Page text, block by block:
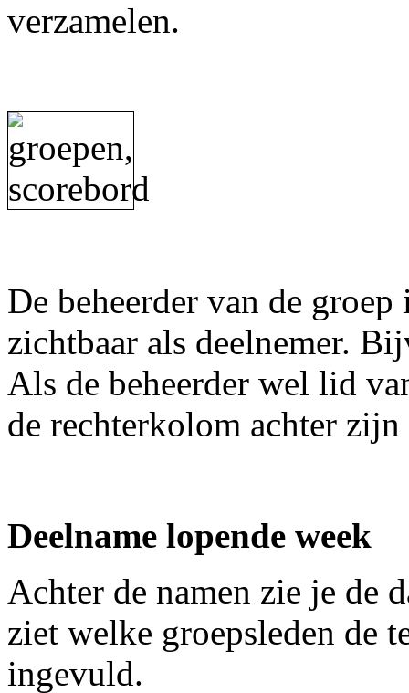
verzamelen.
De beheerder van de
zichtbaar als deelnemer.
Als de beheerder wel lid
de rechterkolom achter zijn
Deelname lopende week
Achter de namen zie je de
ziet welke groepsleden de
ingevuld.